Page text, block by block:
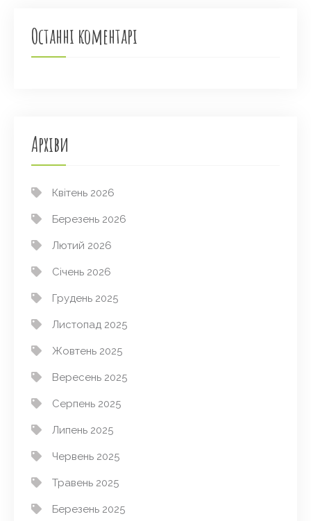
Останні коментарі
Архіви
Квітень 2026
Березень 2026
Лютий 2026
Січень 2026
Грудень 2025
Листопад 2025
Жовтень 2025
Вересень 2025
Серпень 2025
Липень 2025
Червень 2025
Травень 2025
Березень 2025